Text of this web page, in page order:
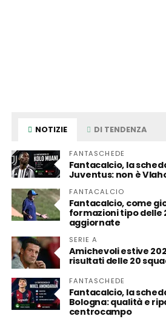
NOTIZIE DI TENDENZA
FANTASCHEDE
Fantacalcio, la
Juventus: non è
FANTACALCIO
Fantacalcio, come
formazioni tipo delle
aggiornate
SERIE A
Amichevoli estive
risultati delle 20
FANTASCHEDE
Fantacalcio, la
Bologna: qualità e
centrocampo